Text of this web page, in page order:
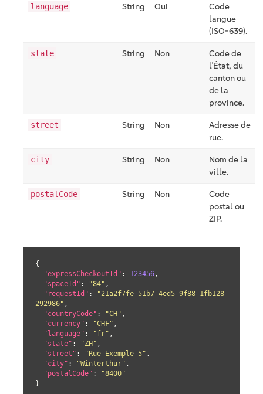
language String Oui
Code
langue
(ISO-639).
state String Non
Code de
l’État, du
canton ou
de la
province.
street String Non
Adresse de
rue.
city String Non
Nom de la
ville.
postalCode String Non
Code
postal ou
ZIP.
{
"expressCheckoutId" : 123456,
"spaceId" : "84" ,
"requestId" :
"21a2f7fe-51b7-4ed5-9f88-1fb128
292986" ,
"countryCode" : "CH" ,
"currency" : "CHF" ,
"language" : "fr" ,
"state" : "ZH" ,
"street" : "Rue Exemple 5" ,
"city" : "Winterthur" ,
"postalCode" :
"8400"
}